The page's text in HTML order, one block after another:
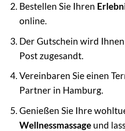
Bestellen Sie Ihren
online.
Der Gutschein wird
Post zugesandt.
Vereinbaren Sie einen
Partner in Hamburg.
Genießen Sie Ihre
Wellnessmassageund